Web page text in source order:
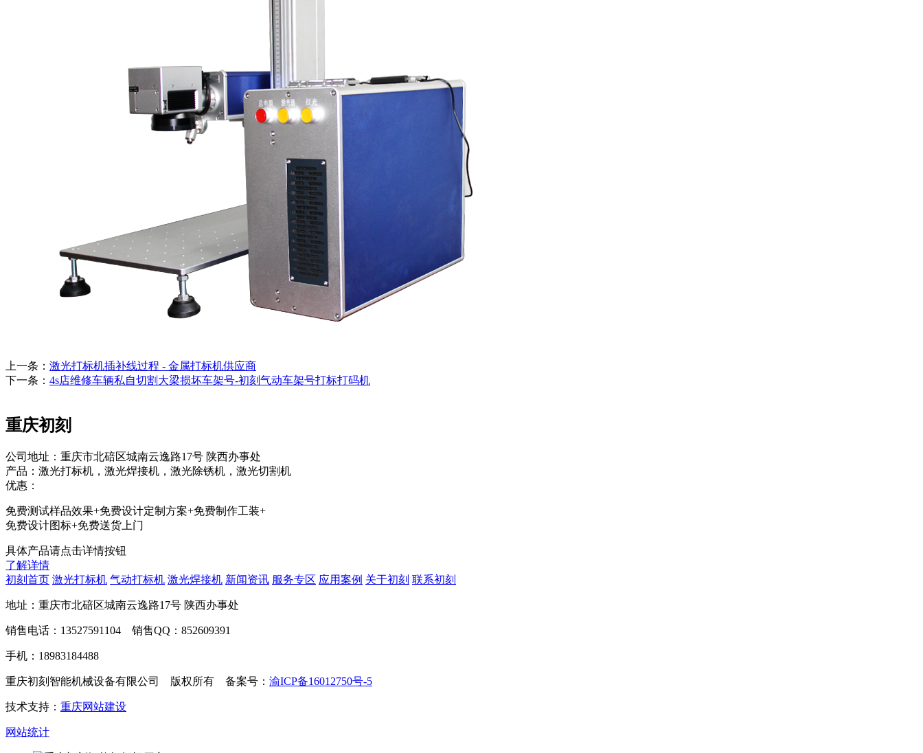
上一条： 激光打标机插补线过程 - 金属打标机供应商
下一条： 4s店维修车辆私自切割大梁损坏车架号-初刻气动车架号打标打码机
重庆初刻
公司地址：重庆市北碚区城南云逸路17号 陕西办事处
产品：激光打标机，激光焊接机，激光除锈机，激光切割机
优惠：
免费测试样品效果+免费设计定制方案+免费制作工装+
免费设计图标+免费送货上门
具体产品请点击详情按钮
了解详情
初刻首页 激光打标机 气动打标机 激光焊接机 新闻资讯 服务专区 应用案例 关于初刻 联系初刻
地址：重庆市北碚区城南云逸路17号 陕西办事处
销售电话：13527591104 销售QQ：852609391
手机：18983184488
重庆初刻智能机械设备有限公司 版权所有 备案号： 渝ICP备16012750号-5
技术支持： 重庆网站建设
网站统计